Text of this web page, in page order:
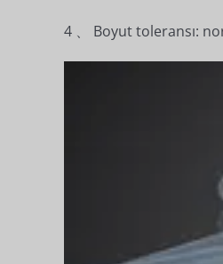
4 、 Boyut toleransı: